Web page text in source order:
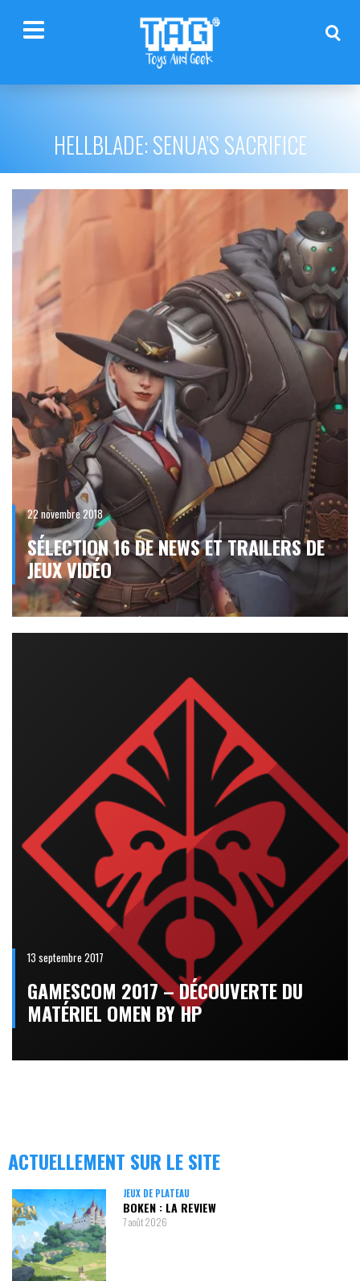
HELLBLADE: SENUA’S SACRIFICE
22 novembre 2018
SÉLECTION 16 DE NEWS ET TRAILERS DE
JEUX VIDÉO
13 septembre 2017
GAMESCOM 2017 – DÉCOUVERTE DU
MATÉRIEL OMEN BY HP
ACTUELLEMENT SUR LE SITE
JEUX DE PLATEAU
BOKEN : LA REVIEW
7 août 2026